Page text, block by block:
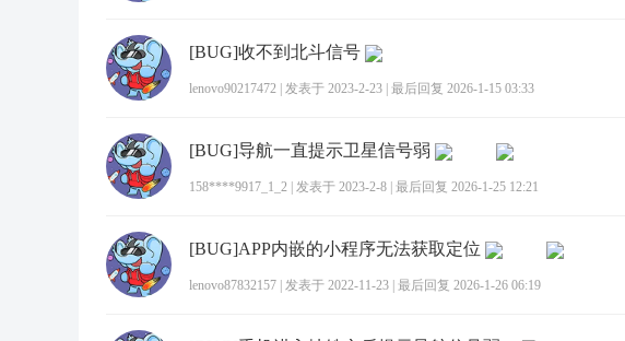
[BUG]收不到北斗信号
lenovo90217472 发表于 2023-2-23 最后回复 2026-1-15 03:33
[BUG]导航一直提示卫星信号弱
158****9917_1_2 发表于 2023-2-8 最后回复 2026-1-25 12:21
[BUG]APP内嵌的小程序无法获取定位
lenovo87832157 发表于 2022-11-23 最后回复 2026-1-26 06:19